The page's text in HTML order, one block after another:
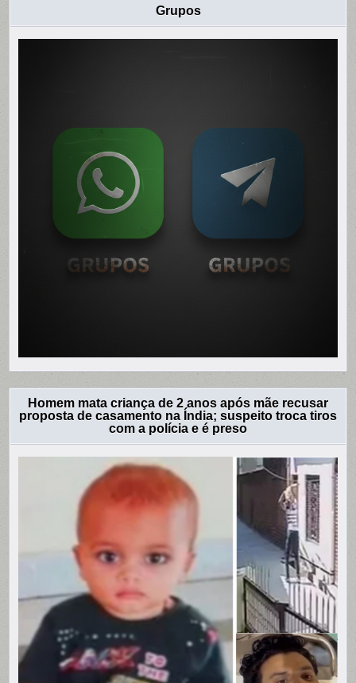
Grupos
Homem mata criança de 2 anos após mãe recusar
proposta de casamento na Índia; suspeito troca tiros
com a polícia e é preso